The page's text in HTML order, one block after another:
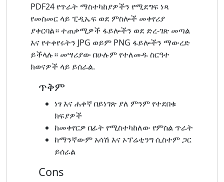
PDF24 የጥራት ማስተካከያዎችን የሚደግፍ ነጻ
የመስመር ላይ ፒዲኤፍ ወደ ምስሎች መቀየሪያ
ያቀርባል። ተጠቃሚዎች ፋይሎችን ወደ ድረ-ገጽ መጣል
እና የተቀየሩትን JPG ወይም PNG ፋይሎችን ማውረድ
ይችላሉ። መሣሪያው በሁሉም የተለመዱ ስርዓተ
ክወናዎች ላይ ይሰራል.
ጥቅም
ነፃ እና ሐቀኛ በይነገጽ ያለ ምንም የተደበቁ
ክፍያዎች
ከመቀየርዎ በፊት የሚስተካከለው የምስል ጥራት
ከማንኛውም አሳሽ እና ኦፕሬቲንግ ሲስተም ጋር
ይሰራል
Cons